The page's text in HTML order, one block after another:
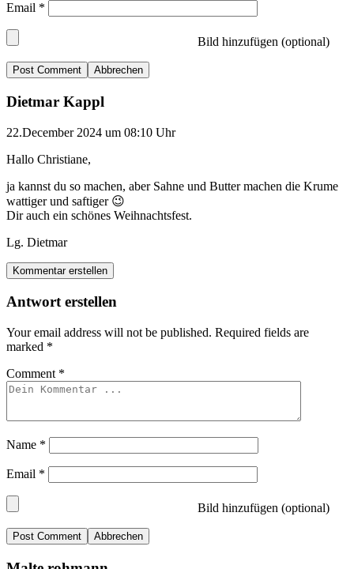
Email *
Bild hinzufügen (optional)
Abbrechen
Dietmar Kappl
22.December 2024 um 08:10 Uhr
Hallo Christiane,
ja kannst du so machen, aber Sahne und Butter machen die Krume
wattiger und saftiger 😉
Dir auch ein schönes Weihnachtsfest.
Lg. Dietmar
Kommentar erstellen
Antwort erstellen
Your email address will not be published. Required fields are
marked *
Comment *
Name *
Email *
Bild hinzufügen (optional)
Abbrechen